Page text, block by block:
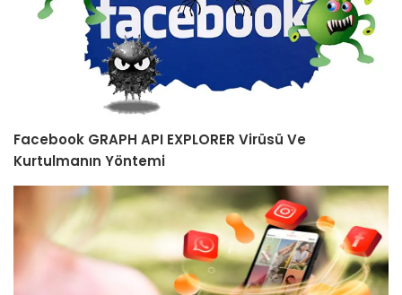
Facebook GRAPH API EXPLORER Virüsü Ve
Kurtulmanın Yöntemi